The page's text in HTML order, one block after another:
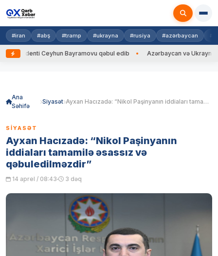
#iran #abş #tramp #ukrayna #rusiya #azərbaycan
Ceyhun Bayramovu qəbul edib Azərbaycan və Ukrayna XİN
Ana
Səhifə
Siyasət Ayxan Hacızadə: “Nikol Paşinyanın iddiaları tamamilə əsassız və qəbuledilməzdir”
SIYASƏT
Ayxan Hacızadə: “Nikol Paşinyanın
iddiaları tamamilə əsassız və
qəbuledilməzdir”
14 aprel / 08:43 3 dəq